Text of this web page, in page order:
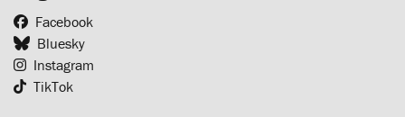
Facebook
Bluesky
Instagram
TikTok